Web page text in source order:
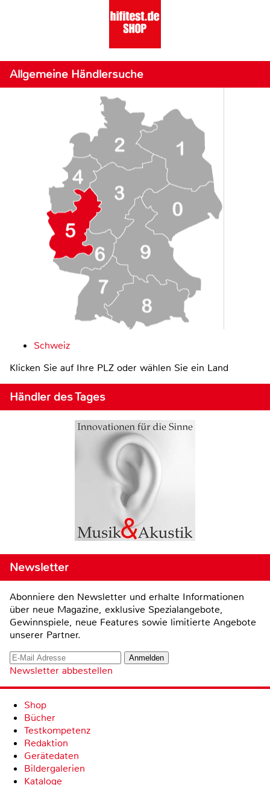
Allgemeine Händlersuche
Schweiz
Klicken Sie auf Ihre PLZ oder wählen Sie ein Land
Händler des Tages
Newsletter
Abonniere den Newsletter und erhalte Informationen
über neue Magazine, exklusive Spezialangebote,
Gewinnspiele, neue Features sowie limitierte Angebote
unserer Partner.
Newsletter abbestellen
Shop
Bücher
Testkompetenz
Redaktion
Gerätedaten
Bildergalerien
Kataloge